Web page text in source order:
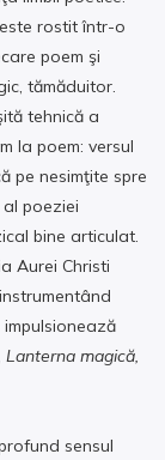
rostit într-o
poem şi
tămăduitor.
tehnică a
la poem: versul
pe nesimţite spre
poeziei
bine articulat.
Aurei Christi
Lanterna magică,
sensul